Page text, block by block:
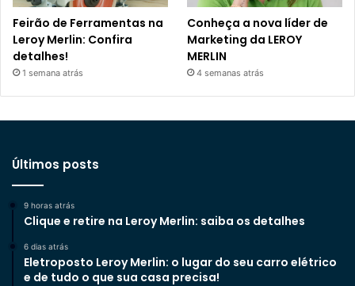
Feirão de Ferramentas na
Leroy Merlin: Confira
detalhes!
1 semana atrás
Conheça a nova líder de
Marketing da LEROY
MERLIN
4 semanas atrás
Últimos posts
9 horas atrás
Clique e retire na Leroy Merlin: saiba os detalhes
6 dias atrás
Eletroposto Leroy Merlin: o lugar do seu carro elétrico
e de tudo o que sua casa precisa!